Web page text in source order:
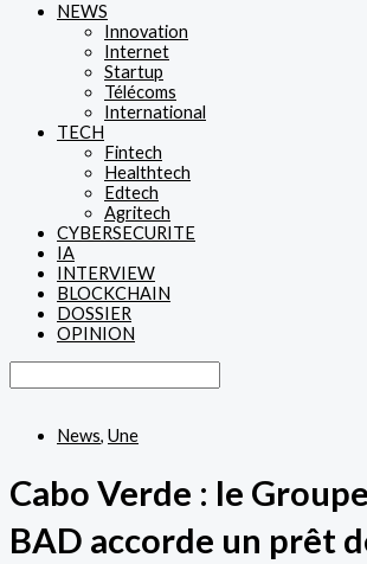
NEWS
Innovation
Internet
Startup
Télécoms
International
TECH
Fintech
Healthtech
Edtech
Agritech
CYBERSECURITE
IA
INTERVIEW
BLOCKCHAIN
DOSSIER
OPINION
News, Une
Cabo Verde : le
BAD accorde un prêt